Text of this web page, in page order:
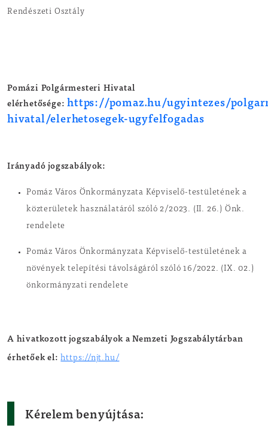
Rendészeti Osztály
Pomázi Polgármesteri Hivatal
elérhetősége: https://pomaz.hu/ugyintezes/
hivatal/elerhetosegek-ugyfelfogadas
Irányadó jogszabályok:
Pomáz Város Önkormányzata Képviselő-testületének a
közterületek használatáról szóló 2/2023. (II. 26.) Önk.
rendelete
Pomáz Város Önkormányzata Képviselő-testületének a
növények telepítési távolságáról szóló 16/2022. (IX. 02.)
önkormányzati rendelete
A hivatkozott jogszabályok a Nemzeti Jogszabálytárban
érhetőek el:https://njt.hu/
Kérelem benyújtása: